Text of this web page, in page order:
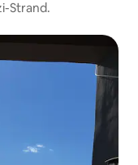
Strand.